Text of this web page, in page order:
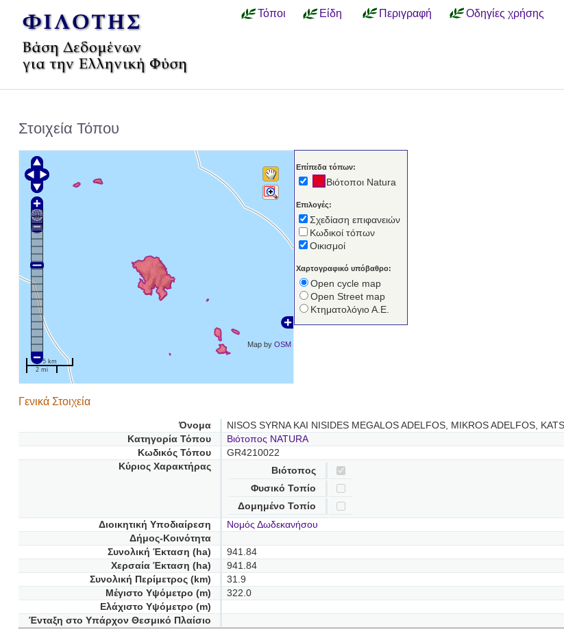
Τόποι Είδη Περιγραφή Οδηγίες χρήσης
Στοιχεία Τόπου
Map byOSM
5 km
2 mi
Επίπεδα τόπων:
Βιότοποι Natura
Επιλογές:
Σχεδίαση επιφανειών
Κωδικοί τόπων
Οικισμοί
Χαρτογραφικό υπόβαθρο:
Open cycle map
Open Street map
Κτηματολόγιο Α.Ε.
Γενικά Στοιχεία
Όνομα
NISOS SYRNA KAI NISIDES MEGALOS ADELFOS, MIKROS ADELFOS,
Κατηγορία Τόπου
Βιότοπος NATURA
Κωδικός Τόπου
GR4210022
Κύριος Χαρακτήρας
Βιότοπος
Φυσικό Τοπίο
Δομημένο Τοπίο
Διοικητική Υποδιαίρεση
Νομός Δωδεκανήσου
Δήμος-Κοινότητα
Συνολική Έκταση (ha)
941.84
Χερσαία Έκταση (ha)
941.84
Συνολική Περίμετρος (km)
31.9
Μέγιστο Υψόμετρο (m)
322.0
Ελάχιστο Υψόμετρο (m)
Ένταξη στο Υπάρχον Θεσμικό Πλαίσιο